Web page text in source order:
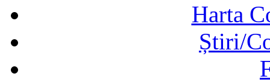
Harta
Știri/